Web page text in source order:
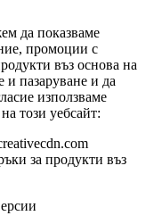
да показваме
промоции с
въз основа на
пазаруване и да
използваме
този уебсайт:
за продукти въз